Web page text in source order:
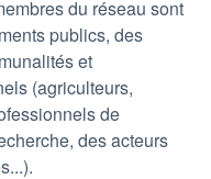
du réseau sont
publics, des
et
(agriculteurs,
de
des acteurs